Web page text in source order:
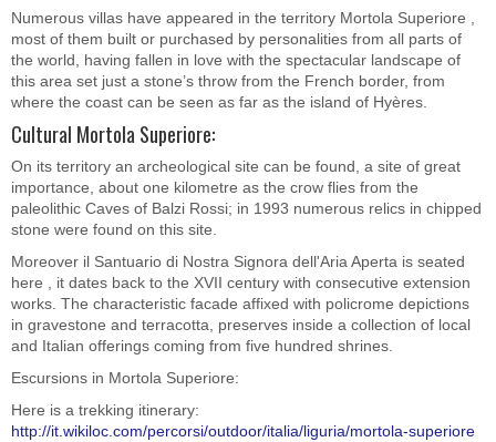
Numerous villas have appeared in the territory Mortola Superiore ,
most of them built or purchased by personalities from all parts of
the world, having fallen in love with the spectacular landscape of
this area set just a stone’s throw from the French border, from
where the coast can be seen as far as the island of Hyères.
Cultural Mortola Superiore:
On its territory an archeological site can be found, a site of great
importance, about one kilometre as the crow flies from the
paleolithic Caves of Balzi Rossi; in 1993 numerous relics in chipped
stone were found on this site.
Moreover il Santuario di Nostra Signora dell'Aria Aperta is seated
here , it dates back to the XVII century with consecutive extension
works. The characteristic facade affixed with policrome depictions
in gravestone and terracotta, preserves inside a collection of local
and Italian offerings coming from five hundred shrines.
Escursions in Mortola Superiore:
Here is a trekking itinerary:
http://it.wikiloc.com/percorsi/outdoor/italia/liguria/mortola-superiore